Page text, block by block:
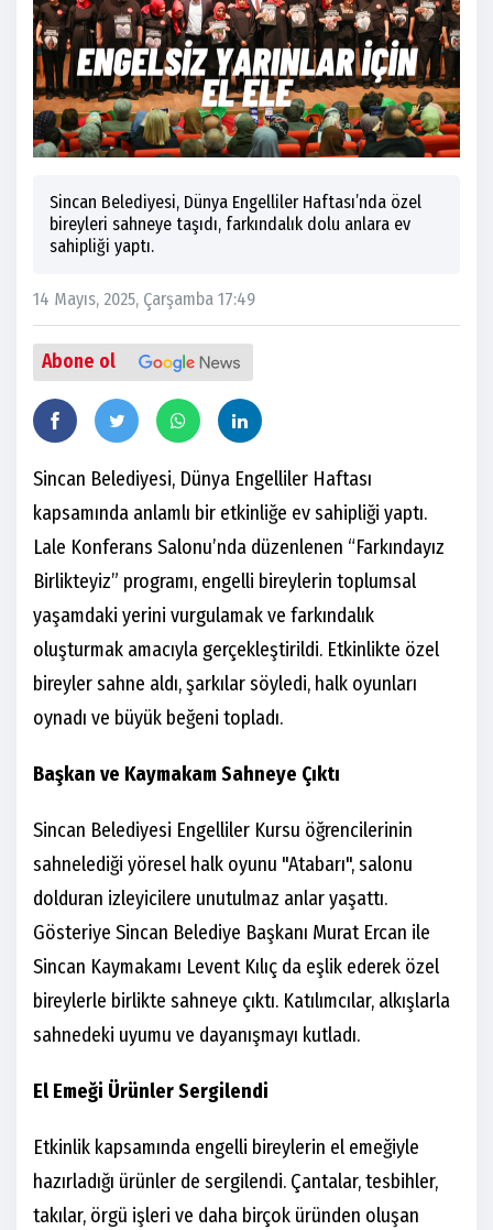
Sincan Belediyesi, Dünya Engelliler Haftası’nda özel
bireyleri sahneye taşıdı, farkındalık dolu anlara ev
sahipliği yaptı.
14 Mayıs, 2025, Çarşamba 17:49
Abone ol
Sincan Belediyesi, Dünya Engelliler Haftası
kapsamında anlamlı bir etkinliğe ev sahipliği yaptı.
Lale Konferans Salonu’nda düzenlenen “Farkındayız
Birlikteyiz” programı, engelli bireylerin toplumsal
yaşamdaki yerini vurgulamak ve farkındalık
oluşturmak amacıyla gerçekleştirildi. Etkinlikte özel
bireyler sahne aldı, şarkılar söyledi, halk oyunları
oynadı ve büyük beğeni topladı.
Başkan ve Kaymakam Sahneye Çıktı
Sincan Belediyesi Engelliler Kursu öğrencilerinin
sahnelediği yöresel halk oyunu "Atabarı", salonu
dolduran izleyicilere unutulmaz anlar yaşattı.
Gösteriye Sincan Belediye Başkanı Murat Ercan ile
Sincan Kaymakamı Levent Kılıç da eşlik ederek özel
bireylerle birlikte sahneye çıktı. Katılımcılar, alkışlarla
sahnedeki uyumu ve dayanışmayı kutladı.
El Emeği Ürünler Sergilendi
Etkinlik kapsamında engelli bireylerin el emeğiyle
hazırladığı ürünler de sergilendi. Çantalar, tesbihler,
takılar, örgü işleri ve daha birçok üründen oluşan